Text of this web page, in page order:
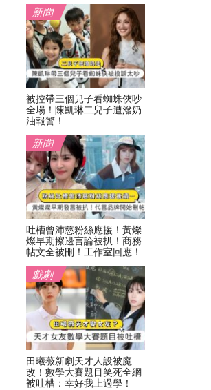
新聞
被控帶三個兒子看蜘蛛俠吵
全場！陳凱琳二兒子遭潑奶
油報警！
新聞
吐槽曾沛慈粉絲應援！黃燦
燦早期擦邊言論被扒！商務
帖文全被刪！工作室回應！
戲劇
田曦薇新劇天才人設被魔
改！數學大賽題目笑死全網
被吐槽：幸好我上過學！